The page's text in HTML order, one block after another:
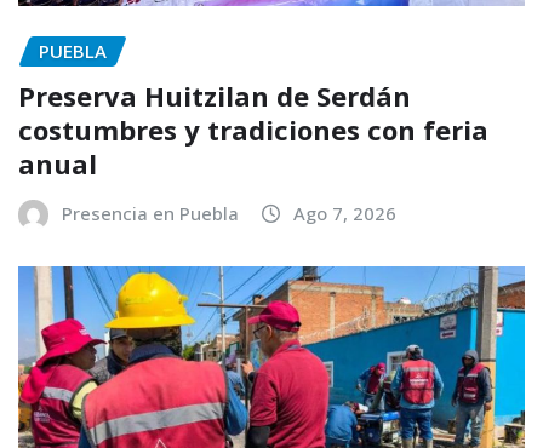
PUEBLA
Preserva Huitzilan de Serdán
costumbres y tradiciones con feria
anual
Presencia en Puebla Ago 7, 2026